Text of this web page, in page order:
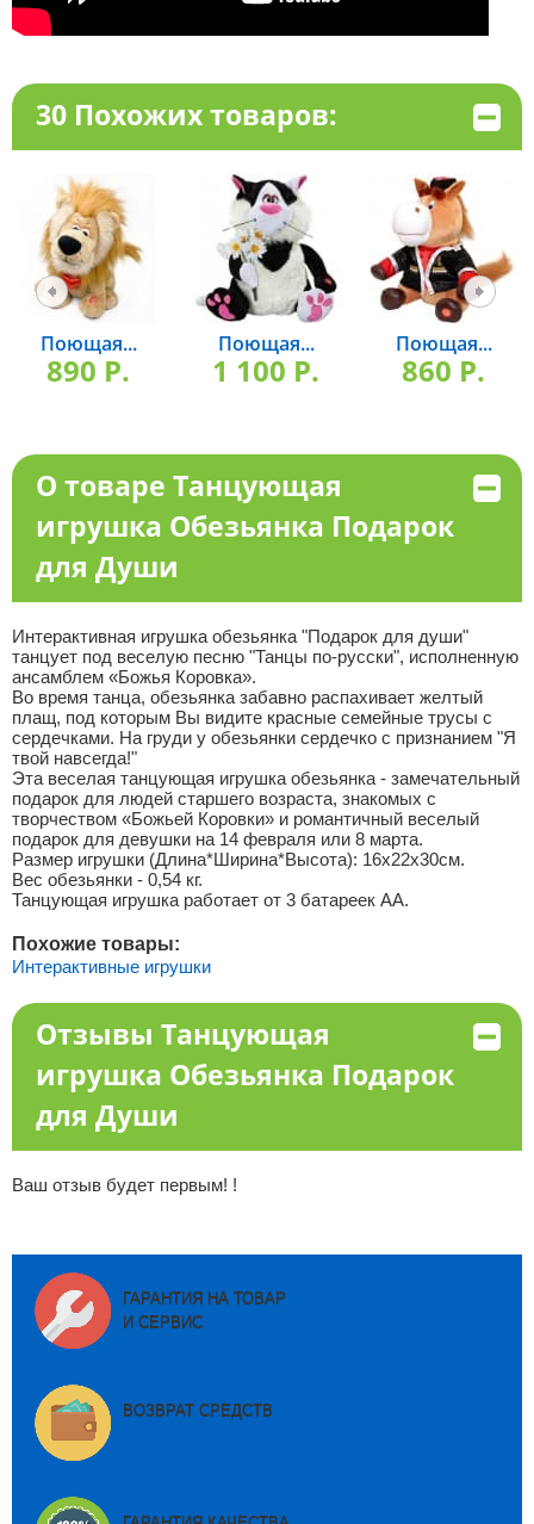
30 Похожих товаров:
Поющая...
890 P.
Поющая...
1 100 P.
Поющая...
860 P.
О товаре Танцующая
игрушка Обезьянка Подарок
для Души
Интерактивная игрушка обезьянка "Подарок для души"
танцует под веселую песню "Танцы по-русски", исполненную
ансамблем «Божья Коровка».
Во время танца, обезьянка забавно распахивает желтый
плащ, под которым Вы видите красные семейные трусы с
сердечками. На груди у обезьянки сердечко с признанием "Я
твой навсегда!"
Эта веселая танцующая игрушка обезьянка - замечательный
подарок для людей старшего возраста, знакомых с
творчеством «Божьей Коровки» и романтичный веселый
подарок для девушки на 14 февраля или 8 марта.
Размер игрушки (Длина*Ширина*Высота): 16х22х30см.
Вес обезьянки - 0,54 кг.
Танцующая игрушка работает от 3 батареек АА.
Похожие товары:
Интерактивные игрушки
Отзывы Танцующая
игрушка Обезьянка Подарок
для Души
Ваш отзыв будет первым! !
ГАРАНТИЯ НА ТОВАР
И СЕРВИС
ВОЗВРАТ СРЕДСТВ